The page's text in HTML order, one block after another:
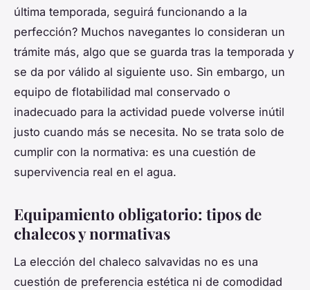
última temporada, seguirá funcionando a la
perfección? Muchos navegantes lo consideran un
trámite más, algo que se guarda tras la temporada y
se da por válido al siguiente uso. Sin embargo, un
equipo de flotabilidad mal conservado o
inadecuado para la actividad puede volverse inútil
justo cuando más se necesita. No se trata solo de
cumplir con la normativa: es una cuestión de
supervivencia real en el agua.
Equipamiento obligatorio: tipos de
chalecos y normativas
La elección del chaleco salvavidas no es una
cuestión de preferencia estética ni de comodidad